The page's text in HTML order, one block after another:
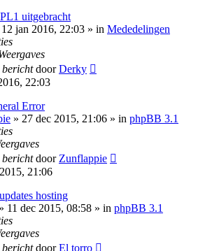
uitgebracht
12 jan 2016, 22:03 » in Mededelingen
berichtdoorDerky
22:03
Error
» 27 dec 2015, 21:06 » in phpBB 3.1
berichtdoorZunflappie
21:06
hosting
» 11 dec 2015, 08:58 » in phpBB 3.1
berichtdoorEl torro